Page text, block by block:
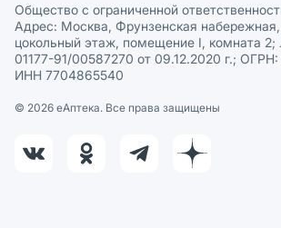
Общество с ограниченной
Адрес: Москва, Фрунзенская
цокольный этаж, помещение I, комната
01177-91/00587270 от 09.12.2020 г.; ОГРН:
ИНН 7704865540
© 2026 eАптека. Все права защищены